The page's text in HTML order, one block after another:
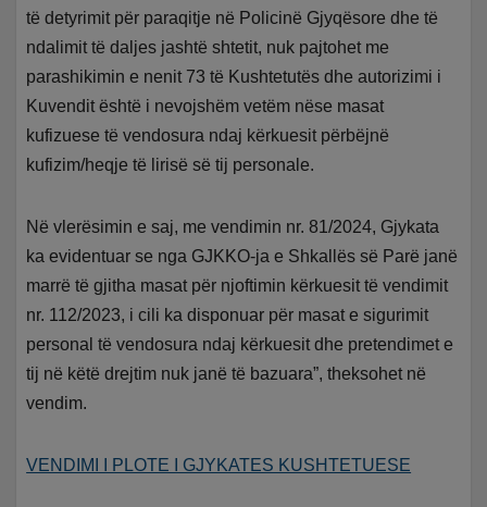
të detyrimit për paraqitje në Policinë Gjyqësore dhe të
ndalimit të daljes jashtë shtetit, nuk pajtohet me
parashikimin e nenit 73 të Kushtetutës dhe autorizimi i
Kuvendit është i nevojshëm vetëm nëse masat
kufizuese të vendosura ndaj kërkuesit përbëjnë
kufizim/heqje të lirisë së tij personale.
Në vlerësimin e saj, me vendimin nr. 81/2024, Gjykata
ka evidentuar se nga GJKKO-ja e Shkallës së Parë janë
marrë të gjitha masat për njoftimin kërkuesit të vendimit
nr. 112/2023, i cili ka disponuar për masat e sigurimit
personal të vendosura ndaj kërkuesit dhe pretendimet e
tij në këtë drejtim nuk janë të bazuara”, theksohet në
vendim.
VENDIMI I PLOTE I GJYKATES KUSHTETUESE